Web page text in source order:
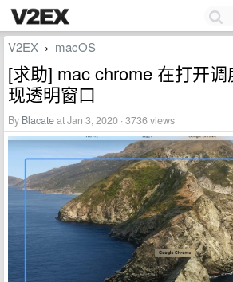
V2EX › macOS
[求助] mac chrome 在打开
现透明窗口
By Blacateat Jan 3, 2020 · 3736 views